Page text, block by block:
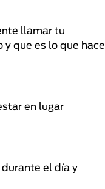
llamar tu
que es lo que hace
en lugar
el día y